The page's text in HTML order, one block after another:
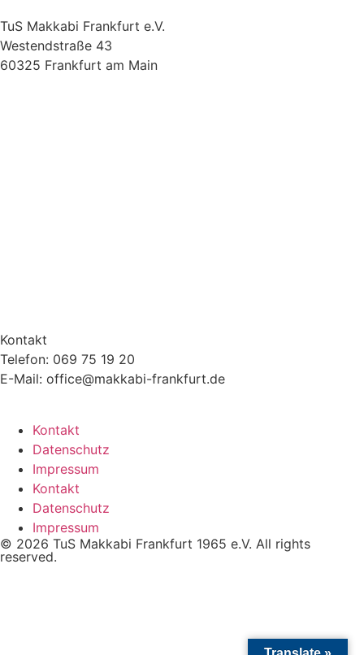
TuS Makkabi Frankfurt e.V.
Westendstraße 43
60325 Frankfurt am Main
Kontakt
Telefon: 069 75 19 20
E-Mail: office@makkabi-frankfurt.de
Kontakt
Datenschutz
Impressum
Kontakt
Datenschutz
Impressum
© 2026 TuS Makkabi Frankfurt 1965 e.V. All rights
reserved.